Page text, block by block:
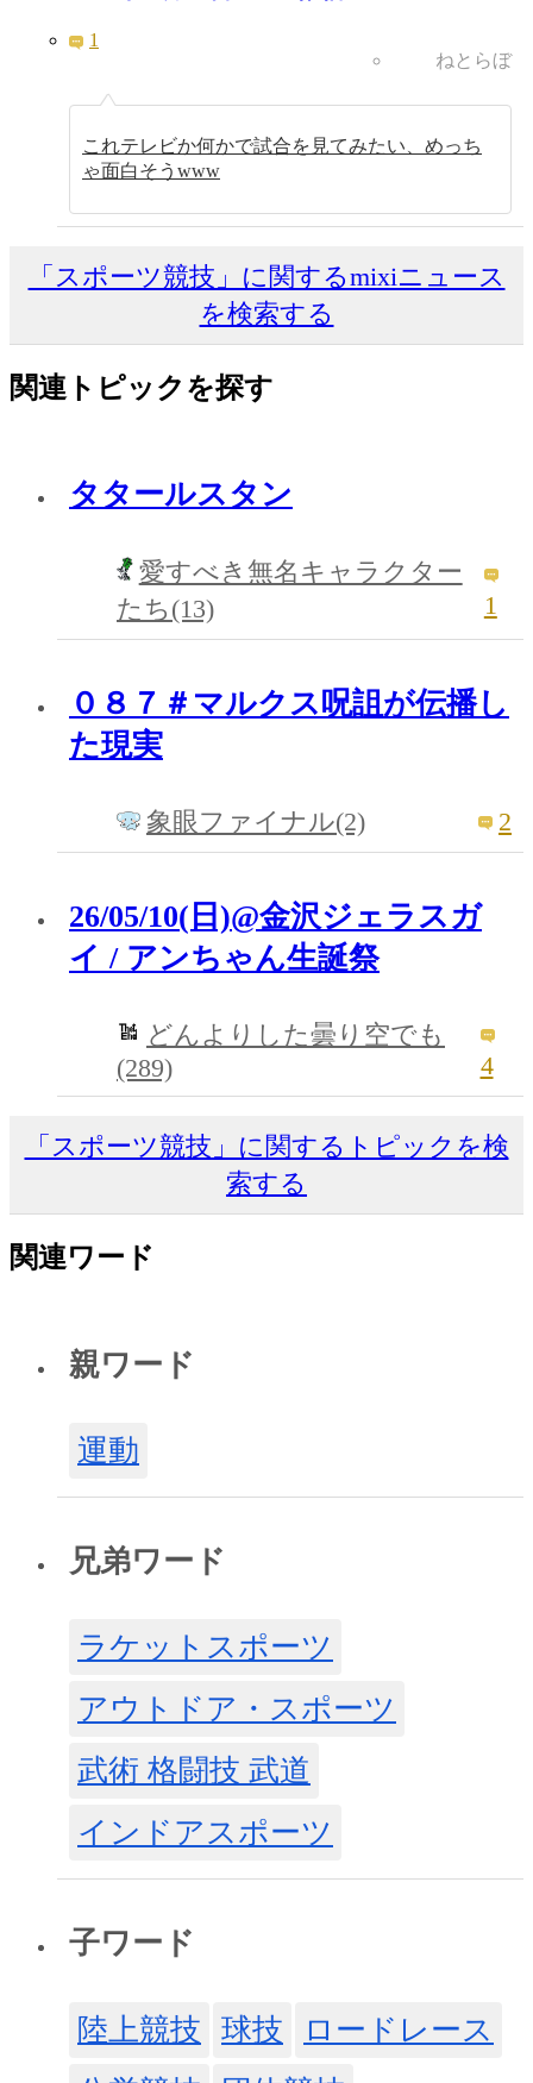
1
ねとらぼ
これテレビか何かで試合を見てみたい、めっち
ゃ面白そうwww
「スポーツ競技」に関するmixiニュース
を検索する
関連トピックを探す
タタールスタン
愛すべき無名キャラクター
たち(13)
1
０８７＃マルクス呪詛が伝播し
た現実
象眼ファイナル(2) 2
26/05/10(日)@金沢ジェラスガ
イ / アンちゃん生誕祭
どんよりした曇り空でも
(289)
4
「スポーツ競技」に関するトピックを検
索する
関連ワード
親ワード
運動
兄弟ワード
ラケットスポーツ
アウトドア・スポーツ
武術 格闘技 武道
インドアスポーツ
子ワード
陸上競技 球技
ロードレース